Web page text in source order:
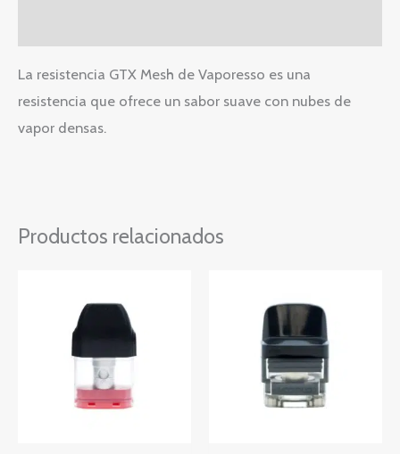
La resistencia GTX Mesh de Vaporesso es una
resistencia que ofrece un sabor suave con nubes de
vapor densas.
Productos relacionados